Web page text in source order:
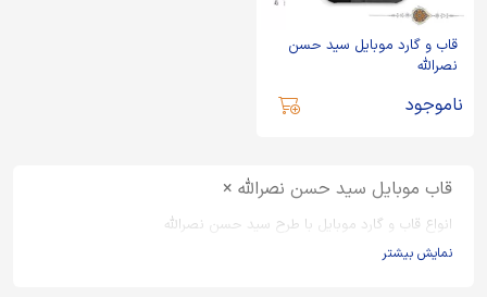
قاب و گارد موبایل سید حسن
نصرالله
ناموجود
قاب موبایل سید حسن نصرالله ×
انواع قاب و گارد موبایل با طرح سید حسن نصرالله
نمایش بیشتر